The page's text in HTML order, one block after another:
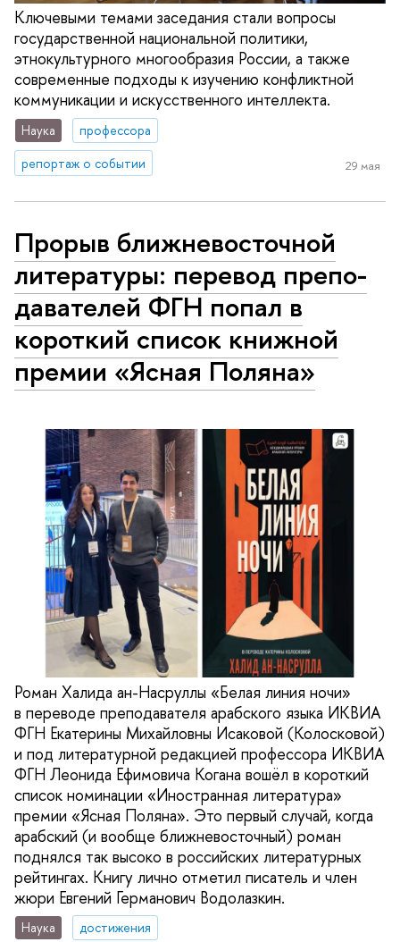
Ключевыми темами заседания стали вопросы
государственной национальной политики,
этнокультурного многообразия России, а также
современные подходы к изучению конфликтной
коммуникации и искусственного интеллекта.
Наука
профессора
репортаж о событии
29 мая
Прорыв ближ­не­во­сточ­ной
литературы: перевод пре­по­
да­ва­те­лей ФГН попал в
короткий список книжной
премии «Ясная Поляна»
Роман Халида ан-Насруллы «Белая линия ночи»
в переводе преподавателя арабского языка ИКВИА
ФГН Екатерины Михайловны Исаковой (Колосковой)
и под литературной редакцией профессора ИКВИА
ФГН Леонида Ефимовича Когана вошёл в короткий
список номинации «Иностранная литература»
премии «Ясная Поляна». Это первый случай, когда
арабский (и вообще ближневосточный) роман
поднялся так высоко в российских литературных
рейтингах. Книгу лично отметил писатель и член
жюри Евгений Германович Водолазкин.
Наука
достижения